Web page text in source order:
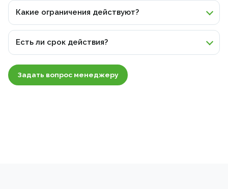
Какие ограничения действуют?
Сертификат не подлежит возврату или обмену и
используется однократно.
Есть ли срок действия?
Задать вопрос менеджеру